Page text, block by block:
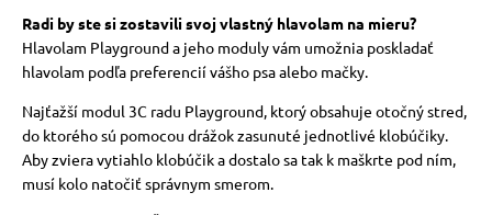
Radi by ste si zostavili svoj vlastný hlavolam na mieru?
Hlavolam Playground a jeho moduly vám umožnia poskladať
hlavolam podľa preferencií vášho psa alebo mačky.
Najťažší modul 3C radu Playground, ktorý obsahuje otočný stred,
do ktorého sú pomocou drážok zasunuté jednotlivé klobúčiky.
Aby zviera vytiahlo klobúčik a dostalo sa tak k maškrte pod ním,
musí kolo natočiť správnym smerom.